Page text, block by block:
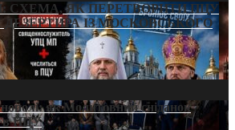
СХЕМА, ЯК ПЕРЕТВОРИТИ ПЦУ
ІЗ МОСКОВСЬКОГО
як Молитовний сніданок
в ПЦУ